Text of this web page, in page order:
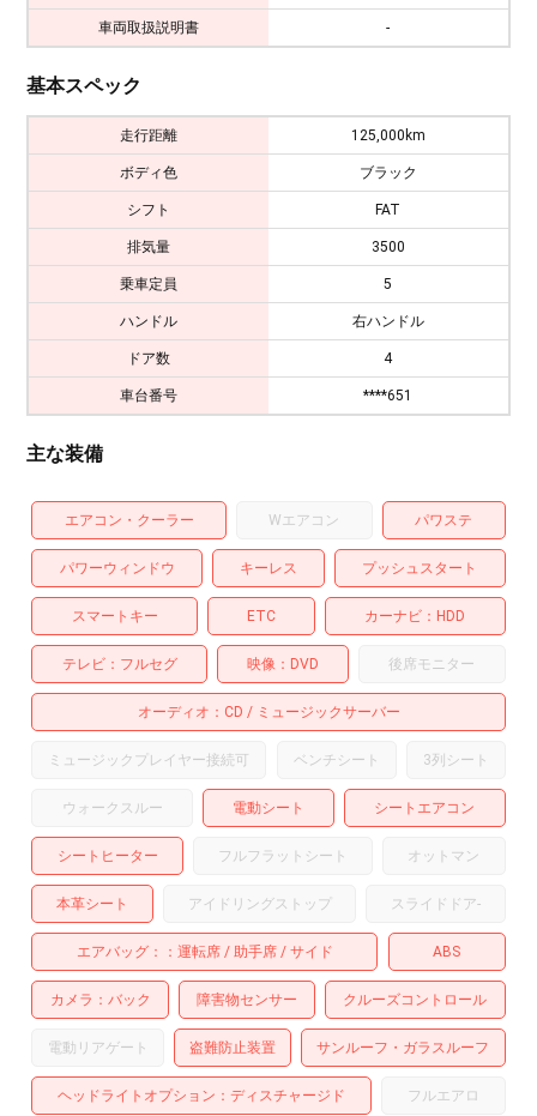
車両取扱説明書 -
基本スペック
走行距離 125,000km
ボディ色 ブラック
シフト FAT
排気量 3500
乗車定員 5
ハンドル 右ハンドル
ドア数 4
車台番号 ****651
主な装備
エアコン・クーラー Wエアコン パワステ
パワーウィンドウ キーレス プッシュスタート
スマートキー ETC カーナビ HDD
テレビ フルセグ 映像 DVD 後席モニター
オーディオ CD ミュージックサーバー
ミュージックプレイヤー接続可 ベンチシート 3列シート
ウォークスルー 電動シート シートエアコン
シートヒーター フルフラットシート オットマン
本革シート アイドリングストップ スライドドア-
エアバッグ： 運転席 助手席 サイド ABS
カメラ バック 障害物センサー クルーズコントロール
電動リアゲート 盗難防止装置 サンルーフ・ガラスルーフ
ヘッドライトオプション ディスチャージド フルエアロ